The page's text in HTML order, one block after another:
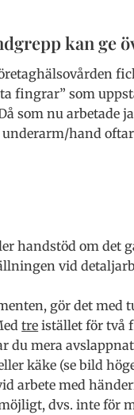
kan ge
fingrar” som
som nu
hand
handstöd om det
vid
gör det
tre istället för två
du mera
käke (se bild
arbete med
dvs. inte för